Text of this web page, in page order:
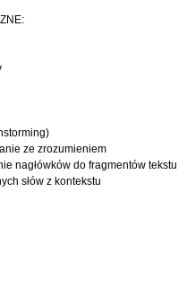
ze zrozumieniem
nagłówków do fragmentów tekstu
słów z kontekstu